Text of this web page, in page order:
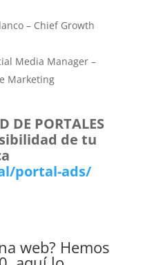
– Chief Growth
Media Manager –
Marketing
DE PORTALES
de tu
portal-ads/
web? Hemos